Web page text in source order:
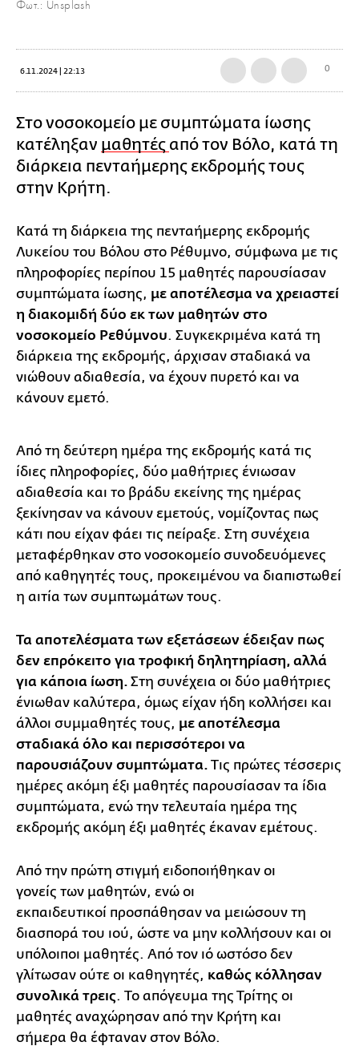
Φωτ.: Unsplash
6.11.2024 | 22:13 0
Στο νοσοκομείο με συμπτώματα ίωσης
κατέληξαν μαθητές από τον Βόλο, κατά τη
διάρκεια πενταήμερης εκδρομής τους
στην Κρήτη.
Κατά τη διάρκεια της πενταήμερης εκδρομής
Λυκείου του Βόλου στο Ρέθυμνο, σύμφωνα με τις
πληροφορίες περίπου 15 μαθητές παρουσίασαν
συμπτώματα ίωσης, με αποτέλεσμα να χρειαστεί
η διακομιδή δύο εκ των μαθητών στο
νοσοκομείο Ρεθύμνου. Συγκεκριμένα κατά τη
διάρκεια της εκδρομής, άρχισαν σταδιακά να
νιώθουν αδιαθεσία, να έχουν πυρετό και να
κάνουν εμετό.
Από τη δεύτερη ημέρα της εκδρομής κατά τις
ίδιες πληροφορίες, δύο μαθήτριες ένιωσαν
αδιαθεσία και το βράδυ εκείνης της ημέρας
ξεκίνησαν να κάνουν εμετούς, νομίζοντας πως
κάτι που είχαν φάει τις πείραξε. Στη συνέχεια
μεταφέρθηκαν στο νοσοκομείο συνοδευόμενες
από καθηγητές τους, προκειμένου να διαπιστωθεί
η αιτία των συμπτωμάτων τους.
Τα αποτελέσματα των εξετάσεων έδειξαν πως
δεν επρόκειτο για τροφική δηλητηρίαση, αλλά
για κάποια ίωση. Στη συνέχεια οι δύο μαθήτριες
ένιωθαν καλύτερα, όμως είχαν ήδη κολλήσει και
άλλοι συμμαθητές τους, με αποτέλεσμα
σταδιακά όλο και περισσότεροι να
παρουσιάζουν συμπτώματα. Τις πρώτες τέσσερις
ημέρες ακόμη έξι μαθητές παρουσίασαν τα ίδια
συμπτώματα, ενώ την τελευταία ημέρα της
εκδρομής ακόμη έξι μαθητές έκαναν εμέτους.
Από την πρώτη στιγμή ειδοποιήθηκαν οι
γονείς των μαθητών, ενώ οι
εκπαιδευτικοί προσπάθησαν να μειώσουν τη
διασπορά του ιού, ώστε να μην κολλήσουν και οι
υπόλοιποι μαθητές. Από τον ιό ωστόσο δεν
γλίτωσαν ούτε οι καθηγητές, καθώς κόλλησαν
συνολικά τρεις. Το απόγευμα της Τρίτης οι
μαθητές αναχώρησαν από την Κρήτη και
σήμερα θα έφταναν στον Βόλο.